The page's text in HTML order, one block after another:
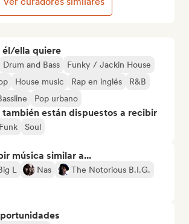
él/ella quiere
Drum and Bass
Funky / Jackin House
House music Rap en inglés
R&B
Pop urbano
también están dispuestos a recibir
Funk Soul
música similar a...
L Nas
The Notorious B.I.G.